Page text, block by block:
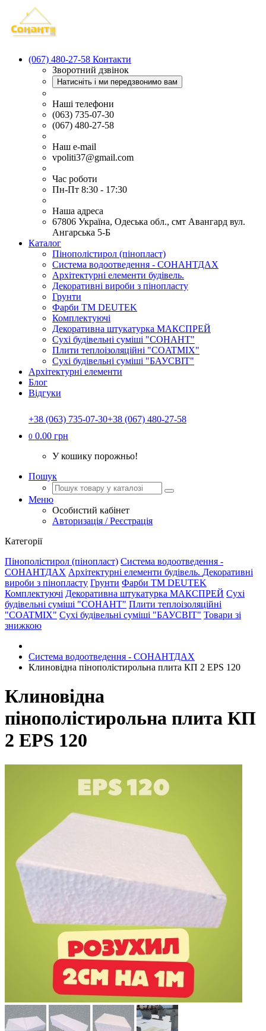
(067) 480-27-58 Контакти
Зворотний дзвінок
Натисніть і ми передзвонимо вам
Наші телефони
(063) 735-07-30
(067) 480-27-58
Наш e-mail
vpoliti37@gmail.com
Час роботи
Пн-Пт 8:30 - 17:30
Наша адреса
67806 Україна, Одеська обл., смт Авангард вул.
Ангарська 5-Б
Каталог
Пінополістирол (пінопласт)
Система водоотведення - СОНАНТДАХ
Архітектурні елементи будівель.
Декоративні вироби з пінопласту
Грунти
Фарби ТМ DEUTEK
Комплектуючі
Декоративна штукатурка МАКСПРЕЙ
Сухі будівельні суміші "СОНАНТ"
Плити теплоізоляційні "COATMIX"
Сухі будівельні суміші "БАУСВІТ"
Архітектурні елементи
Блог
Відгуки
+38 (063) 735-07-30+38 (067) 480-27-58
0 0.00 грн
У кошику порожньо!
Пошук
Меню
Особистий кабінет
Авторизація / Реєстрація
Категорії
Пінополістирол (пінопласт) Система водоотведення -
СОНАНТДАХ Архітектурні елементи будівель. Декоративні
вироби з пінопласту Грунти Фарби ТМ DEUTEK
Комплектуючі Декоративна штукатурка МАКСПРЕЙ Сухі
будівельні суміші "СОНАНТ" Плити теплоізоляційні
"COATMIX" Сухі будівельні суміші "БАУСВІТ" Товари зі
знижкою
Система водоотведення - СОНАНТДАХ
Клиновідна пінополістирольна плита КП 2 EPS 120
Клиновідна
пінополістирольна плита КП
2 EPS 120